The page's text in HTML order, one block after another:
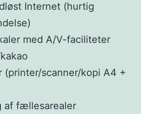
Internet (hurtig
med A/V-faciliteter
(printer/scanner/kopi A4 +
af fællesarealer